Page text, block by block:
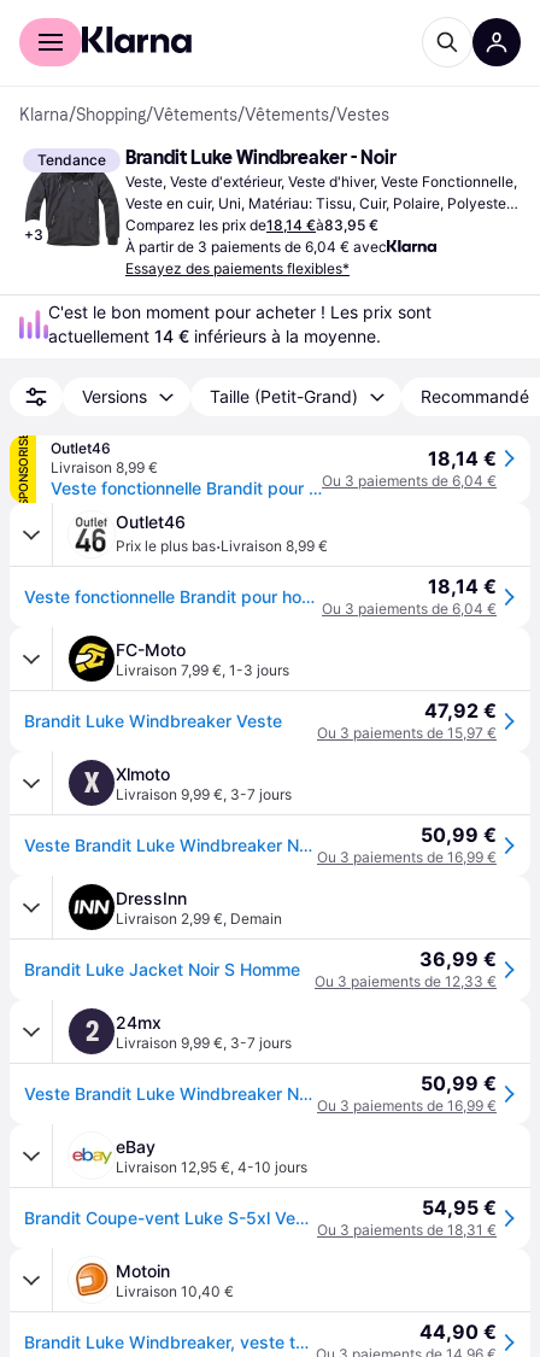
Acheter avec Klarna
Klarna/Shopping/Vêtements/Vêtements/Vestes
Tendance
+3
Brandit Luke Windbreaker - Noir
Veste, Veste d'extérieur, Veste d'hiver, Veste Fonctionnelle,
Veste en cuir, Uni, Matériau: Tissu, Cuir, Polaire, Polyester,
Nylon, Polyamide, Imperméable, Déperlant, Coupe-vent,
Respirant, Capuche, Bretelles Réglables, Doublé
Comparez les prix de18,14 €à83,95 €
À partir de 3 paiements de 6,04 € avec
Essayez des paiements flexibles*
C'est le bon moment pour acheter ! Les prix sont
actuellement 14 € inférieurs à la moyenne.
Versions Taille (Petit-Grand) Recommandé
SPONSORISÉ
Outlet46
Livraison 8,99 €
Veste fonctionnelle Brandit pour homme, noire, avec cordon de serrage et fermeture éclair.
18,14 €
Ou 3 paiements de 6,04 €
Outlet46
Prix le plus bas·Livraison 8,99 €
Veste fonctionnelle Brandit pour homme, noire, avec cordon de serrage et fermeture éclair. 18,14 €
Ou 3 paiements de 6,04 €
FC-Moto
Livraison 7,99 €, 1-3 jours
Brandit Luke Windbreaker Veste 47,92 €
Ou 3 paiements de 15,97 €
X Xlmoto
Livraison 9,99 €, 3-7 jours
Veste Brandit Luke Windbreaker NoirXL 50,99 €
Ou 3 paiements de 16,99 €
DressInn
Livraison 2,99 €, Demain
Brandit Luke Jacket Noir S Homme 36,99 €
Ou 3 paiements de 12,33 €
2 24mx
Livraison 9,99 €, 3-7 jours
Veste Brandit Luke Windbreaker NoirXL 50,99 €
Ou 3 paiements de 16,99 €
eBay
Livraison 12,95 €, 4-10 jours
Brandit Coupe-vent Luke S-5xl Veste ImpermÃ©able Hommes ExtÃ©rieur Veste Transfert 54,95 €
Ou 3 paiements de 18,31 €
Motoin
Livraison 10,40 €
Brandit Luke Windbreaker, veste textile , couleur: Noir , taille: XXL 44,90 €